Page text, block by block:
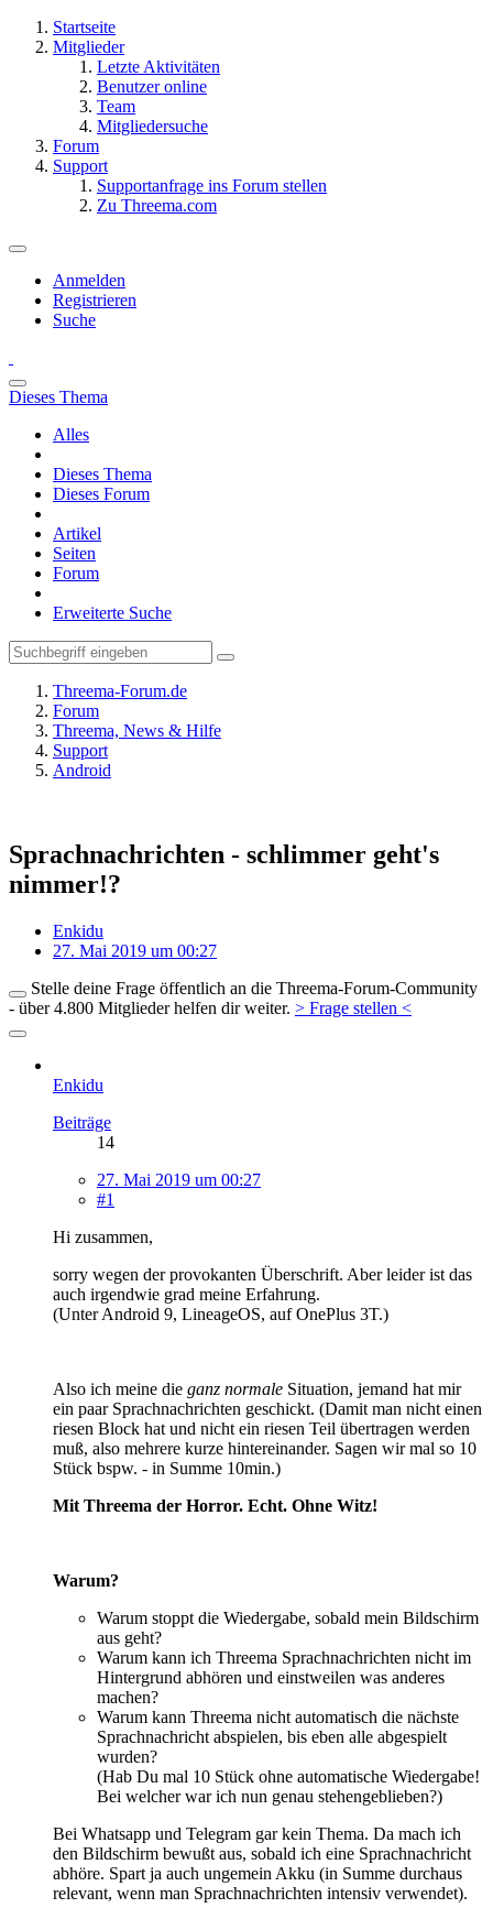
Startseite
Mitglieder
Letzte Aktivitäten
Benutzer online
Team
Mitgliedersuche
Forum
Support
Supportanfrage ins Forum stellen
Zu Threema.com
Anmelden
Registrieren
Suche
Dieses Thema
Alles
Dieses Thema
Dieses Forum
Artikel
Seiten
Forum
Erweiterte Suche
Threema-Forum.de
Forum
Threema, News & Hilfe
Support
Android
Sprachnachrichten - schlimmer geht's
nimmer!?
Enkidu
27. Mai 2019 um 00:27
Stelle deine Frage öffentlich an die Threema-Forum-Community
- über 4.800 Mitglieder helfen dir weiter. > Frage stellen <
Enkidu
Beiträge
14
27. Mai 2019 um 00:27
#1
Hi zusammen,
sorry wegen der provokanten Überschrift. Aber leider ist das
auch irgendwie grad meine Erfahrung.
(Unter Android 9, LineageOS, auf OnePlus 3T.)
Also ich meine die ganz normale Situation, jemand hat mir
ein paar Sprachnachrichten geschickt. (Damit man nicht einen
riesen Block hat und nicht ein riesen Teil übertragen werden
muß, also mehrere kurze hintereinander. Sagen wir mal so 10
Stück bspw. - in Summe 10min.)
Mit Threema der Horror. Echt. Ohne Witz!
Warum?
Warum stoppt die Wiedergabe, sobald mein Bildschirm
aus geht?
Warum kann ich Threema Sprachnachrichten nicht im
Hintergrund abhören und einstweilen was anderes
machen?
Warum kann Threema nicht automatisch die nächste
Sprachnachricht abspielen, bis eben alle abgespielt
wurden?
(Hab Du mal 10 Stück ohne automatische Wiedergabe!
Bei welcher war ich nun genau stehengeblieben?)
Bei Whatsapp und Telegram gar kein Thema. Da mach ich
den Bildschirm bewußt aus, sobald ich eine Sprachnachricht
abhöre. Spart ja auch ungemein Akku (in Summe durchaus
relevant, wenn man Sprachnachrichten intensiv verwendet).